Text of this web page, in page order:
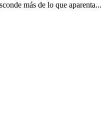
más de lo que aparenta...